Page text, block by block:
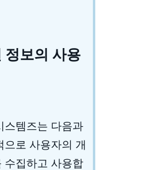
정보의 사용
스템즈는 다음과
으로 사용자의 개
수집하고 사용합